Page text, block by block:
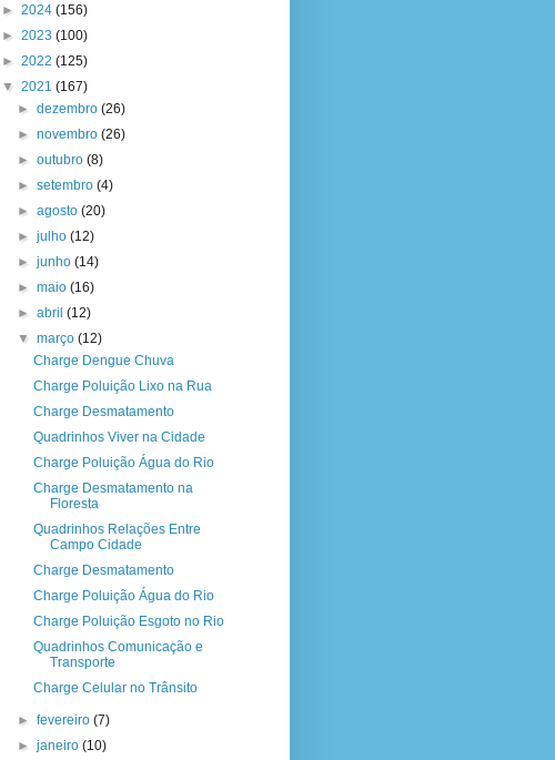
► 2024 (156)
► 2023 (100)
► 2022 (125)
▼ 2021 (167)
► dezembro (26)
► novembro (26)
► outubro (8)
► setembro (4)
► agosto (20)
► julho (12)
► junho (14)
► maio (16)
► abril (12)
▼ março (12)
Charge Dengue Chuva
Charge Poluição Lixo na Rua
Charge Desmatamento
Quadrinhos Viver na Cidade
Charge Poluição Água do Rio
Charge Desmatamento na
Floresta
Quadrinhos Relações Entre
Campo Cidade
Charge Desmatamento
Charge Poluição Água do Rio
Charge Poluição Esgoto no Rio
Quadrinhos Comunicação e
Transporte
Charge Celular no Trânsito
► fevereiro (7)
► janeiro (10)